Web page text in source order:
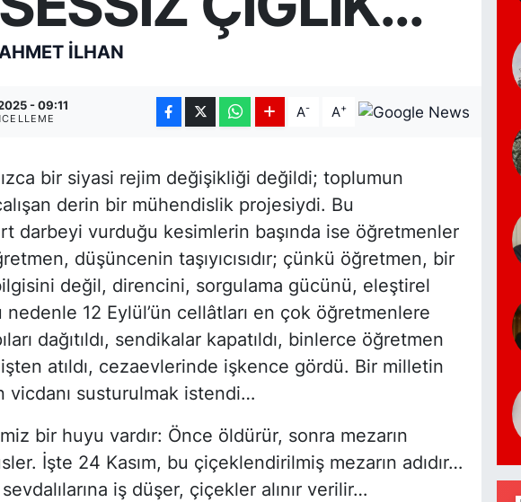
İLHAN
- 09:11 A- A+
bir siyasi rejim değişikliği değildi; toplumun
derin bir mühendislik projesiydi. Bu
darbeyi vurduğu kesimlerin başında ise öğretmenler
düşüncenin taşıyıcısıdır; çünkü öğretmen, bir
değil, direncini, sorgulama gücünü, eleştirel
nedenle 12 Eylül’ün cellâtları en çok öğretmenlere
dağıtıldı, sendikalar kapatıldı, binlerce öğretmen
atıldı, cezaevlerinde işkence gördü. Bir milletin
vicdanı susturulmak istendi…
bir huyu vardır: Önce öldürür, sonra mezarın
İşte 24 Kasım, bu çiçeklendirilmiş mezarın adıdır…
iş düşer, çiçekler alınır verilir…